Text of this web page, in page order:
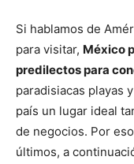
Si hablamos de
para visitar, México
predilectos para
paradisiacas playas
país un lugar ideal
de negocios. Por
últimos, a